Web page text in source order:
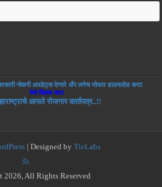
सरकारी नोकरी अपडेट्स देणारे अँप लगेच मोफत डाउनलोड करा!
येथे क्लिक करा
आपले रोजगार वार्तापत्र..!!
| Designed by TieLabs
All Rights Reserved